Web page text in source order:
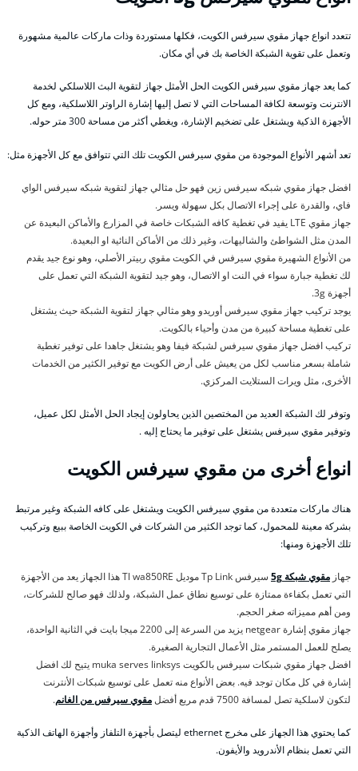
تتعدد انواع جهاز مقوي سيرفس الكويت، فكلها مستوردة وذات ماركات عالمية مشهورة
وتعمل على تقوية الشبكة الخاصة بك في أي مكان.
كما يعد جهاز مقوي سيرفس الكويت الحل الأمثل جهاز لتقوية البث اللاسلكي لخدمة
الانترنت وتوسعة لكافة المساحات التي لا تصل إليها إشارة الراوتر اللاسلكية، ومع كل
الأجهزة الذكية ويشتغل على تضخيم الإشارة، ويغطي أكثر من مساحة 300 متر حوله.
تعد أشهر الأنواع الموجودة من مقوي سيرفس الكويت تلك التي تتوافق مع كل الأجهزة مثل:
افضل جهاز مقوي شبكه سيرفس زين فهو حل مثالي جهاز لتقوية شبكه سيرفس الواي
فاي، والقدرة على إجراء الاتصال بكل سهولة ويسر.
جهاز مقوي LTE يفيد في تغطية كافه الشبكات خاصة في المزارع والأماكن البعيدة عن
المدن مثل الشواطئ والشاليهات، وغير ذلك من الأماكن النائية او البعيدة.
من الأنواع الشهيرة مقوي سيرفس في الكويت مقوي ربيتر الأصلي، وهو نوع جيد يقدم
لك تغطية جبارة سواء في النت او الاتصال، وهو جيد لتقوية الشبكة التي تعمل على
أجهزة 3g.
يوجد تركيب جهاز مقوي سيرفس أوريدو وهو مثالي جهاز لتقوية الشبكة حيث يشتغل
على تغطية مساحة كبيرة من مدن وأحياء بالكويت.
تركيب افضل جهاز مقوي سيرفس لشبكة فيفا وهو يشتغل جاهدا على توفير تغطية
شاملة بسعر مناسب لكل من يعيش على أرض الكويت مع توفير الكثير من الخدمات
الأخرى، مثل ويرات الستلايت المركزي.
وتوفر لك الشبكة العديد من المختصين الذين يحاولون إيجاد الحل الأمثل لكل عميل،
وتوفير مقوي سيرفس يشتغل على توفير ما يحتاج إليه .
انواع أخرى من مقوي سيرفس الكويت
هناك ماركات متعددة من مقوي سيرفس الكويت ويشتغل على كافه الشبكة وغير مرتبط
بشركة معينة للمحمول، كما توجد الكثير من الشركات في الكويت الخاصة ببيع وتركيب
تلك الأجهزة ومنها:
جهاز مقوي شبكة 5g
سيرفس Tp Link موديل Tl wa850RE هذا الجهاز يعد من الأجهزة
التي تعمل بكفاءة ممتازة على توسيع نطاق عمل الشبكة، ولذلك فهو صالح للشركات،
ومن أهم مميزاته صغر الحجم.
جهاز مقوي إشارة netgear يزيد من السرعة إلى 2200 ميجا بايت في الثانية الواحدة،
يصلح للعمل المستمر مثل الأعمال التجارية الصغيرة.
افضل جهاز مقوي شبكات سيرفس بالكويت muka serves linksys يتيح لك افضل
إشارة في كل مكان توجد فيه. بعض الأنواع منه تعمل على توسيع شبكات الأنترنت
لتكون لاسلكية تصل لمسافة 7500 قدم مربع أفضل
مقوي سيرفس من الغانم.
كما يحتوي هذا الجهاز على مخرج ethernet ليتصل بأجهزة التلفاز وأجهزة الهاتف الذكية
التي تعمل بنظام الأندرويد والأيفون.